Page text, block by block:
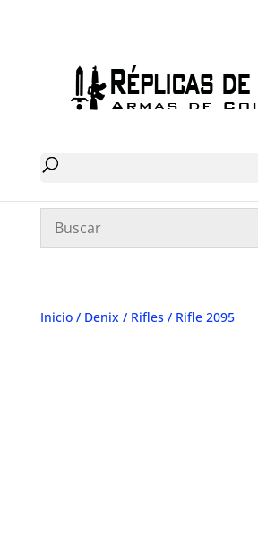
Inicio/ Denix / Rifles/ Rifle 2095